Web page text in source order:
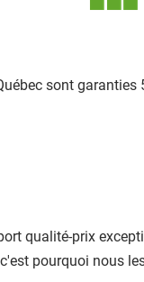
sont
qualité-prix
pourquoi nous